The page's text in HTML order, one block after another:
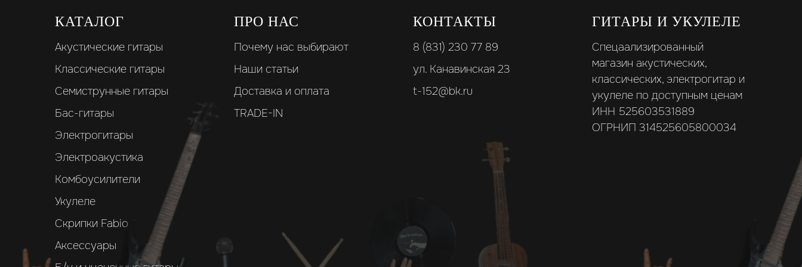
КАТАЛОГ
Акустические гитары
Классические гитары
Семиструнные гитары
Бас-гитары
Электрогитары
Электроакустика
Комбоусилители
Укулеле
Скрипки Fabio
Аксессуары
ПРО НАС
Почему нас выбирают
Наши статьи
Доставка и оплата
TRADE-IN
КОНТАКТЫ
8 (831) 230 77 89
ул. Канавинская 23
t-152@bk.ru
ГИТАРЫ И УКУЛЕЛЕ
Спецаализированный
магазин акустических,
классических, электрогитар и
укулеле по доступным ценам
ИНН 525603531889
ОГРНИП 314525605800034